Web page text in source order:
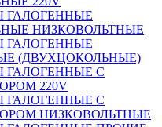
ГАЛОГЕННЫЕ
НИЗКОВОЛЬТНЫЕ
ГАЛОГЕННЫЕ
(ДВУХЦОКОЛЬНЫЕ)
ГАЛОГЕННЫЕ С
220V
ГАЛОГЕННЫЕ С
НИЗКОВОЛЬТНЫЕ